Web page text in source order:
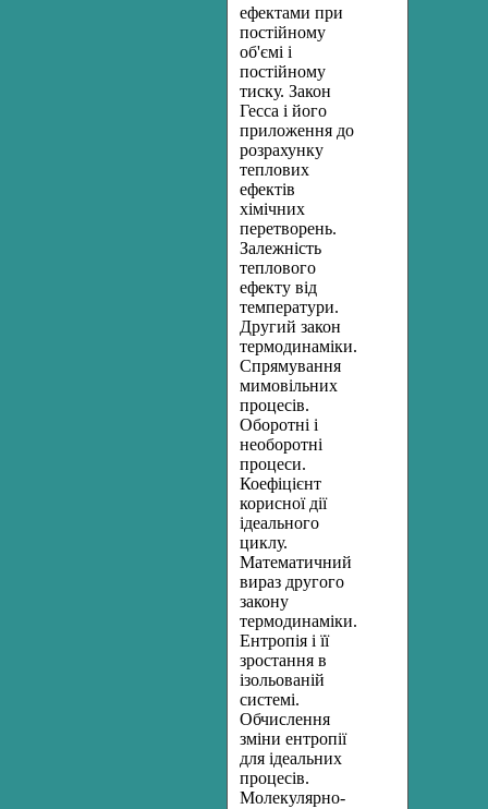
ефектами при
постійному
об'ємі і
постійному
тиску. Закон
Гесса і його
приложення до
розрахунку
теплових
ефектів
хімічних
перетворень.
Залежність
теплового
ефекту від
температури.
Другий закон
термодинаміки.
Спрямування
мимовільних
процесів.
Оборотні і
необоротні
процеси.
Коефіцієнт
корисної дії
ідеального
циклу.
Математичний
вираз другого
закону
термодинаміки.
Ентропія і її
зростання в
ізольованій
системі.
Обчислення
зміни ентропії
для ідеальних
процесів.
Молекулярно-